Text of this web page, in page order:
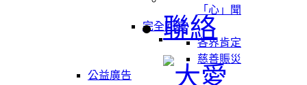
「心」聞
完全回饋
各界肯定
慈善賑災
公益廣告
聯絡